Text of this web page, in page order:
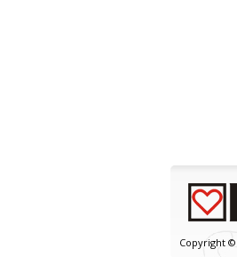
Copyright ©